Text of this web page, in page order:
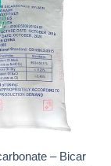
– Bicar